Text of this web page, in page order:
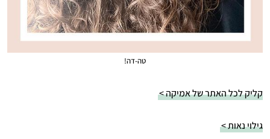
טה-דה!
קליק לכל האתר של אמיקה >
גילוי נאות >